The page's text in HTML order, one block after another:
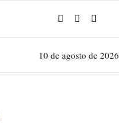
10 de agosto de 2026